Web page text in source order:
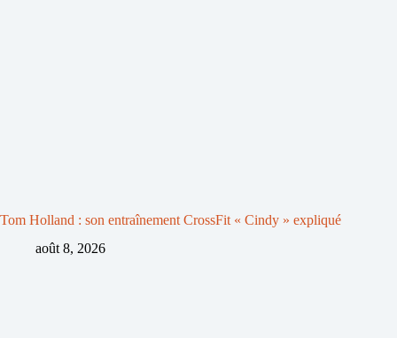
Tom Holland : son entraînement CrossFit « Cindy » expliqué
août 8, 2026